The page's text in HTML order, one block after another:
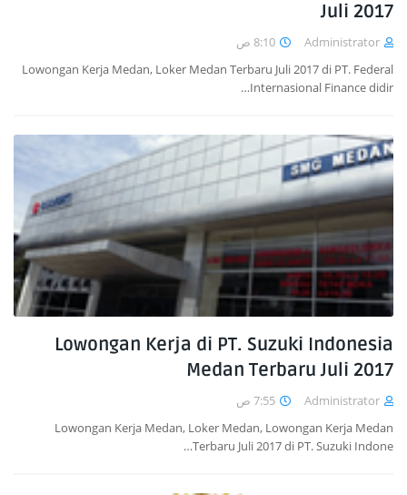
Juli 2017
Administrator
8:10 ص
Lowongan Kerja Medan, Loker Medan Terbaru Juli 2017 di PT. Federal
Internasional Finance didir…
Lowongan Kerja di PT. Suzuki Indonesia
Medan Terbaru Juli 2017
Administrator
7:55 ص
Lowongan Kerja Medan, Loker Medan, Lowongan Kerja Medan
Terbaru Juli 2017 di PT. Suzuki Indone…